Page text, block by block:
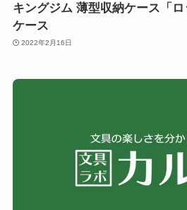
キングジム 薄型収納ケース「
ケース
2022年2月16日